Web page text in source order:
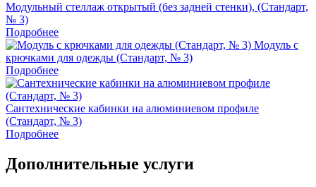
Модульный стеллаж открытый (без задней стенки), (Стандарт,
№ 3)
Подробнее
Модуль с
крючками для одежды (Стандарт, № 3)
Подробнее
Сантехнические кабинки на алюминиевом профиле
(Стандарт, № 3)
Подробнее
Дополнительные услуги